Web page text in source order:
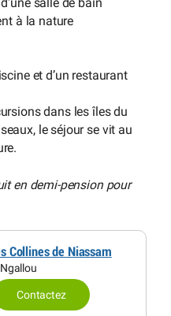
à la nature
et d’un restaurant
dans les îles du
le séjour se vit au
en demi-pension pour
Collines de Niassam
Contactez